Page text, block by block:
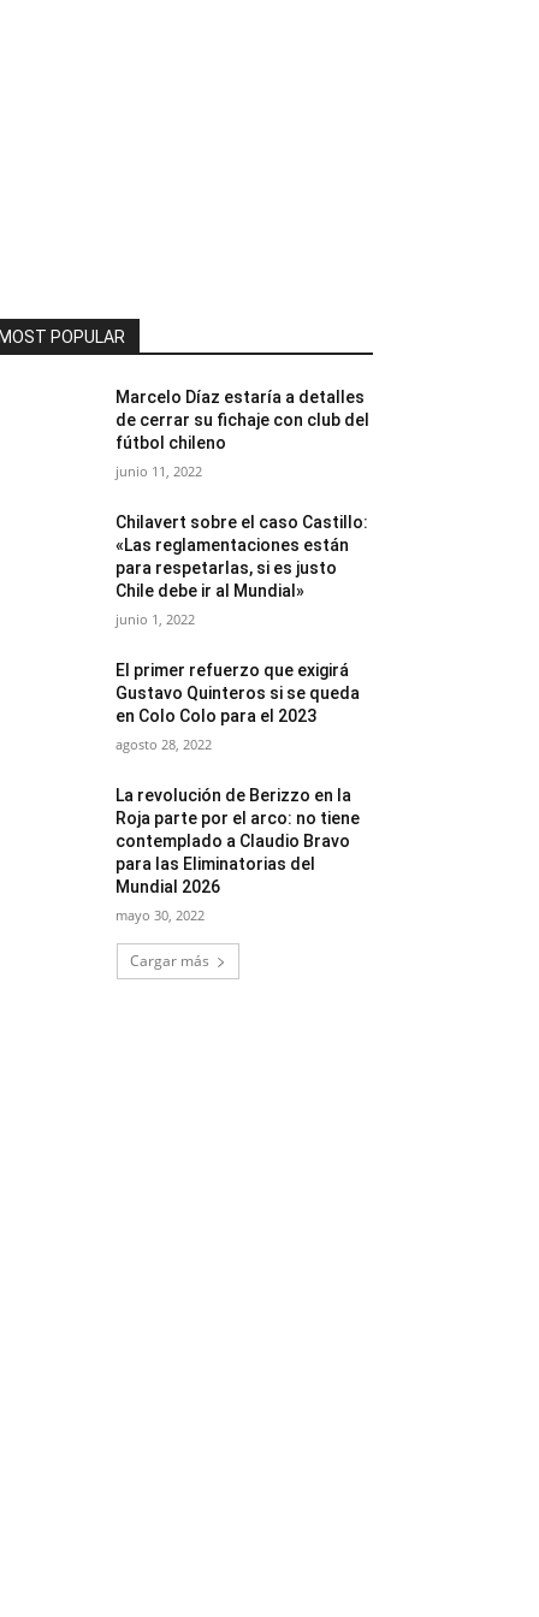
MOST POPULAR
Marcelo Díaz estaría a detalles
de cerrar su fichaje con club del
fútbol chileno
junio 11, 2022
Chilavert sobre el caso Castillo:
«Las reglamentaciones están
para respetarlas, si es justo
Chile debe ir al Mundial»
junio 1, 2022
El primer refuerzo que exigirá
Gustavo Quinteros si se queda
en Colo Colo para el 2023
agosto 28, 2022
La revolución de Berizzo en la
Roja parte por el arco: no tiene
contemplado a Claudio Bravo
para las Eliminatorias del
Mundial 2026
mayo 30, 2022
Cargar más